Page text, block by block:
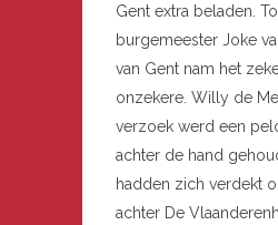
Gent extra beladen.
burgemeester Joke
van Gent nam het
onzekere. Willy de
verzoek werd een
achter de hand
hadden zich verdekt
achter De